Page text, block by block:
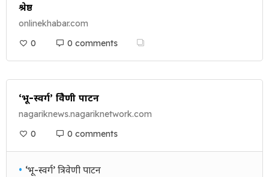
श्रेष्ठ
onlinekhabar.com
0
0 comments
‘भू-स्वर्ग’ त्रिवेणी पाटन
nagariknews.nagariknetwork.com
0
0 comments
• ‘भू-स्वर्ग’ त्रिवेणी पाटन